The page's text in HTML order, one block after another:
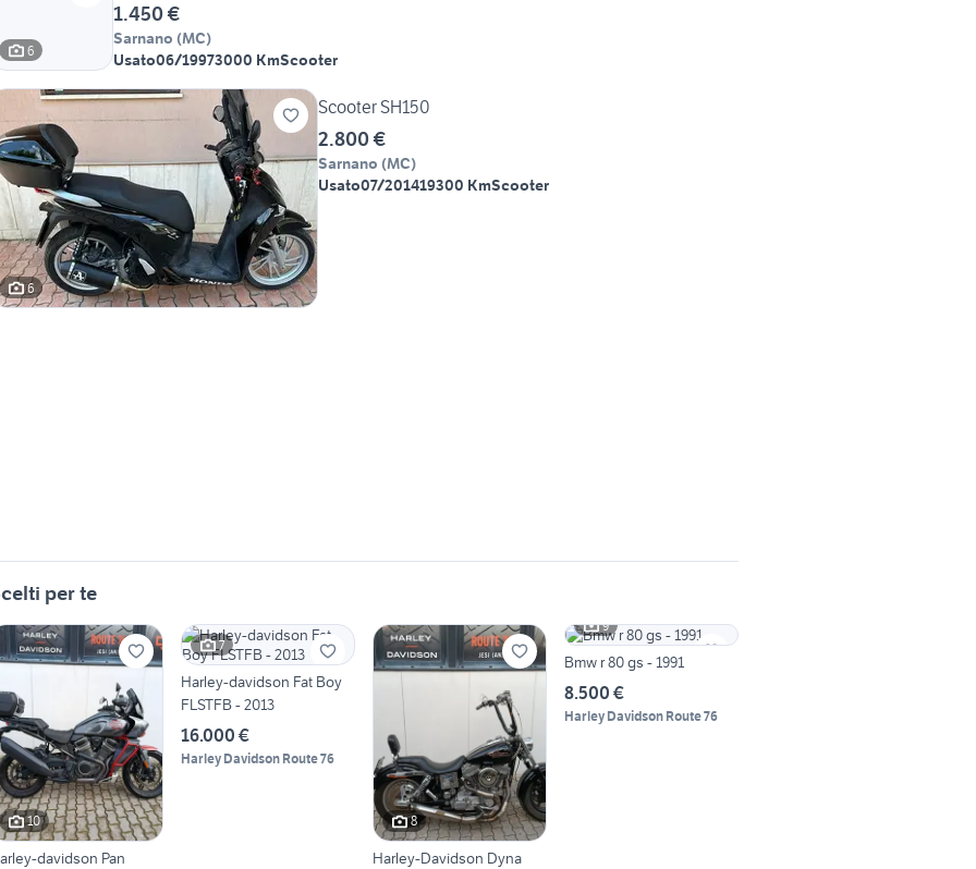
6
1.450 €
Sarnano (MC)
Usato06/19973000 KmScooter
6
Scooter SH150
2.800 €
Sarnano (MC)
Usato07/201419300 KmScooter
per te
10
davidson Pan
7
Harley-davidson Fat Boy
FLSTFB - 2013
16.000 €
Harley Davidson Route 76
8
Harley-Davidson Dyna
9
Bmw r 80 gs - 1991
8.500 €
Harley Davidson Route 76